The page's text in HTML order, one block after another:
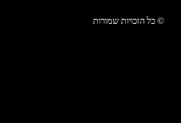
© כל הזכויות שמורות